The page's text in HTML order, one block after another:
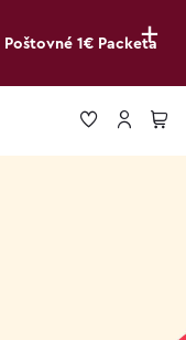
+
Poštovné 1€ Packeta